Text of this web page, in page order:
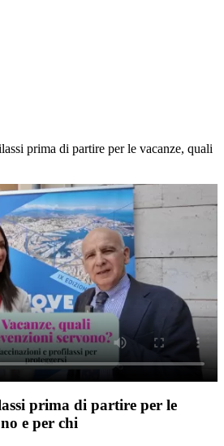
prima di partire per le vacanze, quali
prima di partire per le
e per chi